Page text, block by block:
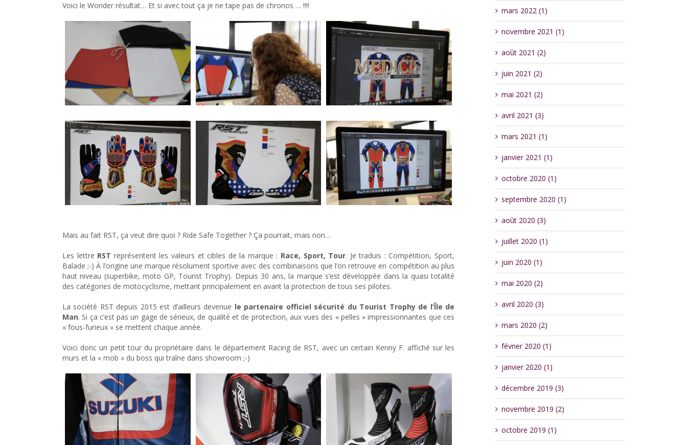
Voici le Wonder résultat… Et si avec tout ça je ne tape pas de chronos … !!!!
Mais au fait RST, ça veut dire quoi ? Ride Safe Together ? Ça pourrait, mais non…
Les lettre RST représentent les valeurs et cibles de la marque : Race, Sport, Tour. Je traduis : Compétition, Sport,
Balade ;-) À l’origine une marque résolument sportive avec des combinaisons que l’on retrouve en compétition au plus
haut niveau (superbike, moto GP, Tourist Trophy). Depuis 30 ans, la marque s’est développée dans la quasi totalité
des catégories de motocyclisme, mettant principalement en avant la protection de tous ses pilotes.
La société RST depuis 2015 est d’ailleurs devenue le partenaire officiel sécurité du Tourist Trophy de l’Île de
Man. Si ça c’est pas un gage de sérieux, de qualité et de protection, aux vues des « pelles » impressionnantes que ces
« fous-furieux » se mettent chaque année.
Voici donc un petit tour du propriétaire dans le département Racing de RST, avec un certain Kenny F. affiché sur les
murs et la « mob » du boss qui traîne dans showroom ;-)
mars 2022 (1)
novembre 2021 (1)
août 2021 (2)
juin 2021 (2)
mai 2021 (2)
avril 2021 (3)
mars 2021 (1)
janvier 2021 (1)
octobre 2020 (1)
septembre 2020 (1)
août 2020 (3)
juillet 2020 (1)
juin 2020 (1)
mai 2020 (2)
avril 2020 (3)
mars 2020 (2)
février 2020 (1)
janvier 2020 (1)
décembre 2019 (3)
novembre 2019 (2)
octobre 2019 (1)